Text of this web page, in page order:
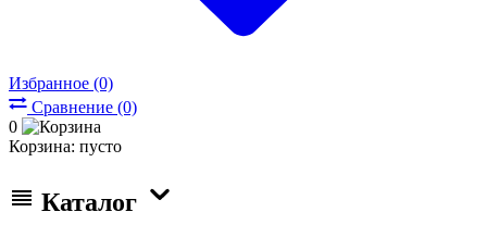
Избранное (0)
Сравнение (0)
0
Корзина: пусто
Каталог